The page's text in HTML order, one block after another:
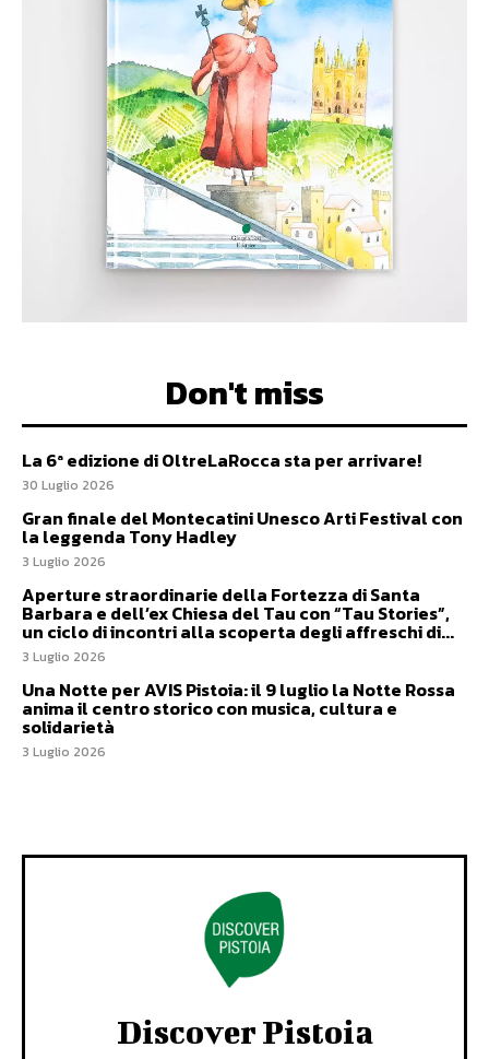
Don't miss
La 6ª edizione di OltreLaRocca sta per arrivare!
30 Luglio 2026
Gran finale del Montecatini Unesco Arti Festival con
la leggenda Tony Hadley
3 Luglio 2026
Aperture straordinarie della Fortezza di Santa
Barbara e dell’ex Chiesa del Tau con “Tau Stories”,
un ciclo di incontri alla scoperta degli affreschi di...
3 Luglio 2026
Una Notte per AVIS Pistoia: il 9 luglio la Notte Rossa
anima il centro storico con musica, cultura e
solidarietà
3 Luglio 2026
Discover Pistoia